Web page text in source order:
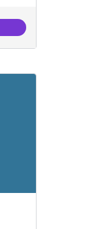
Legislativa Popular